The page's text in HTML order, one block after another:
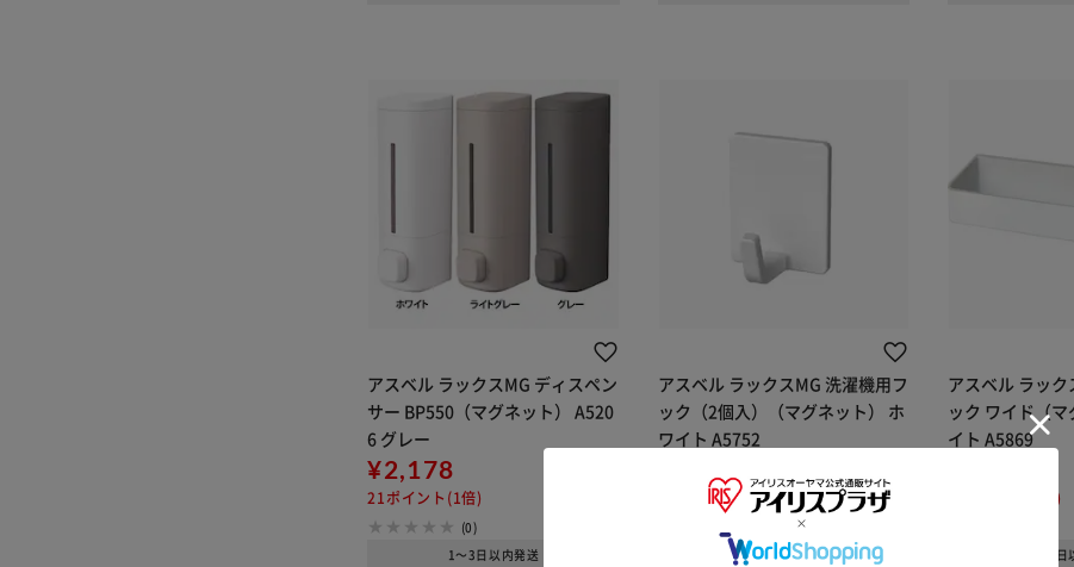
アスベル ラックスMG ディスペン
サー BP550（マグネット） A520
6 グレー
¥2,178
21ポイント(1倍)
(0)
1～3日以内発送
アスベル ラックスMG 洗濯機用フ
ック（2個入）（マグネット） ホ
ワイト A5752
¥768
7ポイント(1倍)
1～3日以内発送
アスベル ラッ
ック ワイド（
イト A5869
21ポイント(1倍)
1～3
※ご確認ください